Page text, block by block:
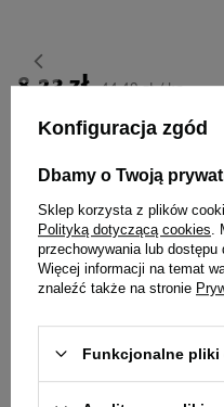
8,23 zł 44,49 zł / kg
- +
Do koszyka
Wybrane
Ciebie i
Konfiguracja zgód
Dbamy o Twoją
Sklep korzysta z plików
Polityką dotyczącą cookies
przechowywania lub dostępu
Więcej informacji na temat
znaleźć także na stronie
Funkcjonalne pliki